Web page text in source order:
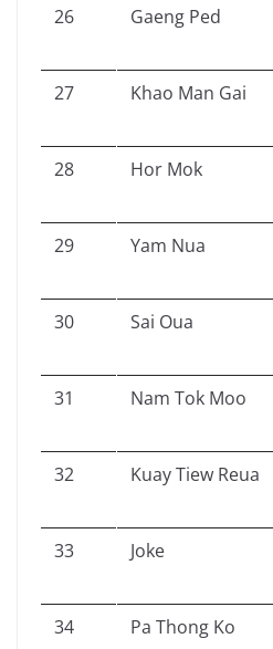
26
Gaeng Ped
27
Khao Man Gai
28
Hor Mok
29
Yam Nua
30
Sai Oua
31
Nam Tok Moo
32
Kuay Tiew Reua
33
Joke
34
Pa Thong Ko